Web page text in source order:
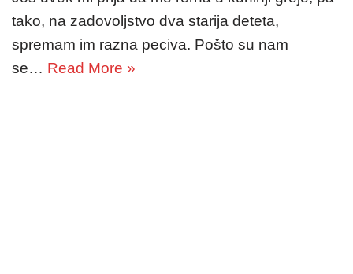
tako, na zadovoljstvo dva starija deteta,
spremam im razna peciva. Pošto su nam
se… Read More »